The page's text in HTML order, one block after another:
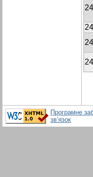
Програмне
зв’язок